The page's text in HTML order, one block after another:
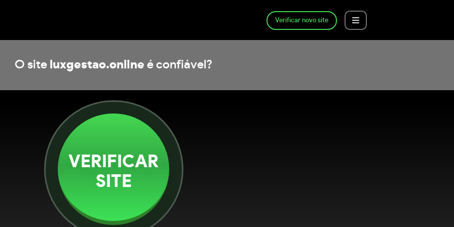
Verificar novo site
O site luxgestao.online é confiável?
VERIFICAR
SITE